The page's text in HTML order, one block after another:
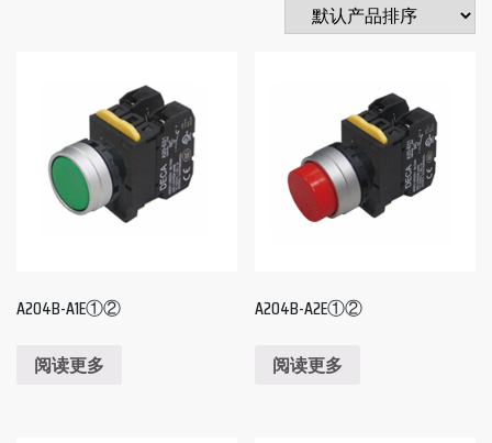
A204B-A1E①②
阅读更多
A204B-A2E①②
阅读更多